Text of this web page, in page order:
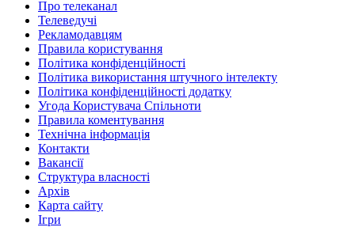
Про телеканал
Телеведучі
Рекламодавцям
Правила користування
Політика конфіденційності
Політика використання штучного інтелекту
Політика конфіденційності додатку
Угода Користувача Спільноти
Правила коментування
Технічна інформація
Контакти
Вакансії
Структура власності
Архів
Карта сайту
Ігри